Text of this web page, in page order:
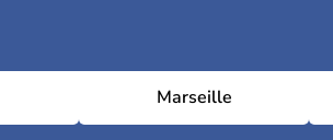
Marseille